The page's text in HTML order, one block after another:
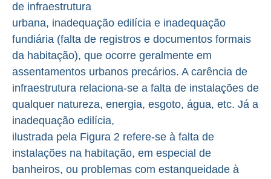
de infraestrutura
urbana, inadequação edilícia e inadequação
fundiária (falta de registros e documentos formais
da habitação), que ocorre geralmente em
assentamentos urbanos precários. A carência de
infraestrutura relaciona-se a falta de instalações de
qualquer natureza, energia, esgoto, água, etc. Já a
inadequação edilícia,
ilustrada pela Figura 2 refere-se à falta de
instalações na habitação, em especial de
banheiros, ou problemas com estanqueidade à